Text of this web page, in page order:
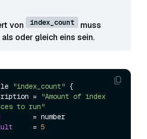
von index_count
muss
oder gleich eins sein.
"index_count" {
=
"Amount of index
to run"
        = number
     =
5